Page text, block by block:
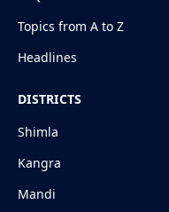
Topics from A to Z
Headlines
DISTRICTS
Shimla
Kangra
Mandi